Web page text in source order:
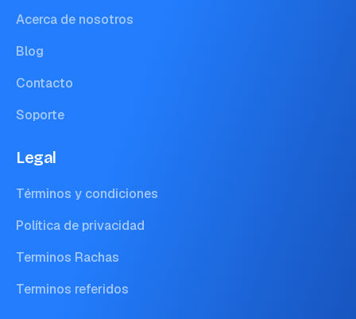
Acerca de nosotros
Blog
Contacto
Soporte
Legal
Términos y condiciones
Política de privacidad
Terminos Rachas
Terminos referidos